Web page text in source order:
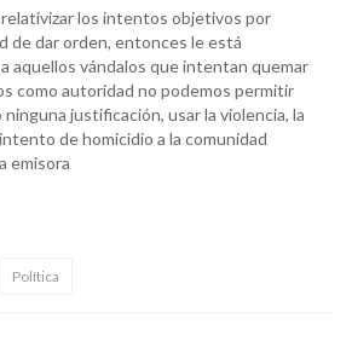
relativizar los intentos objetivos por
de dar orden, entonces le está
aquellos vándalos que intentan quemar
como autoridad no podemos permitir
justificación, usar la violencia, la
de homicidio a la comunidad
emisora
Política